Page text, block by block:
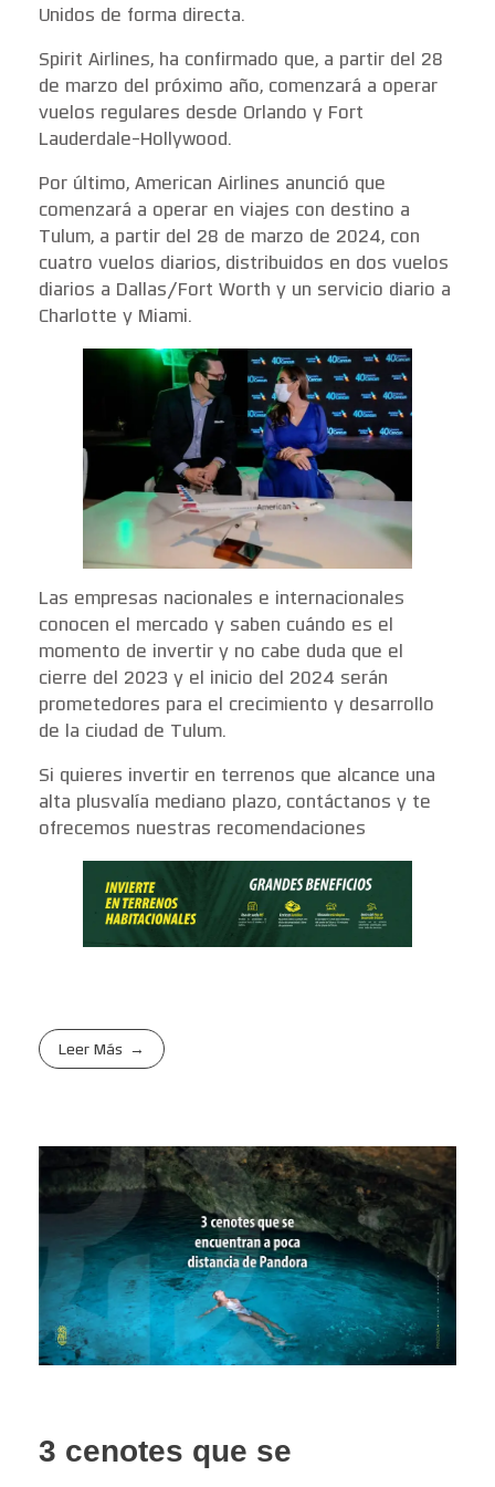
Unidos de forma directa.
Spirit Airlines, ha confirmado que, a partir del 28
de marzo del próximo año, comenzará a operar
vuelos regulares desde Orlando y Fort
Lauderdale-Hollywood.
Por último, American Airlines anunció que
comenzará a operar en viajes con destino a
Tulum, a partir del 28 de marzo de 2024, con
cuatro vuelos diarios, distribuidos en dos vuelos
diarios a Dallas/Fort Worth y un servicio diario a
Charlotte y Miami.
Las empresas nacionales e internacionales
conocen el mercado y saben cuándo es el
momento de invertir y no cabe duda que el
cierre del 2023 y el inicio del 2024 serán
prometedores para el crecimiento y desarrollo
de la ciudad de Tulum.
Si quieres invertir en terrenos que alcance una
alta plusvalía mediano plazo, contáctanos y te
ofrecemos nuestras recomendaciones
Leer Más
3 cenotes que se